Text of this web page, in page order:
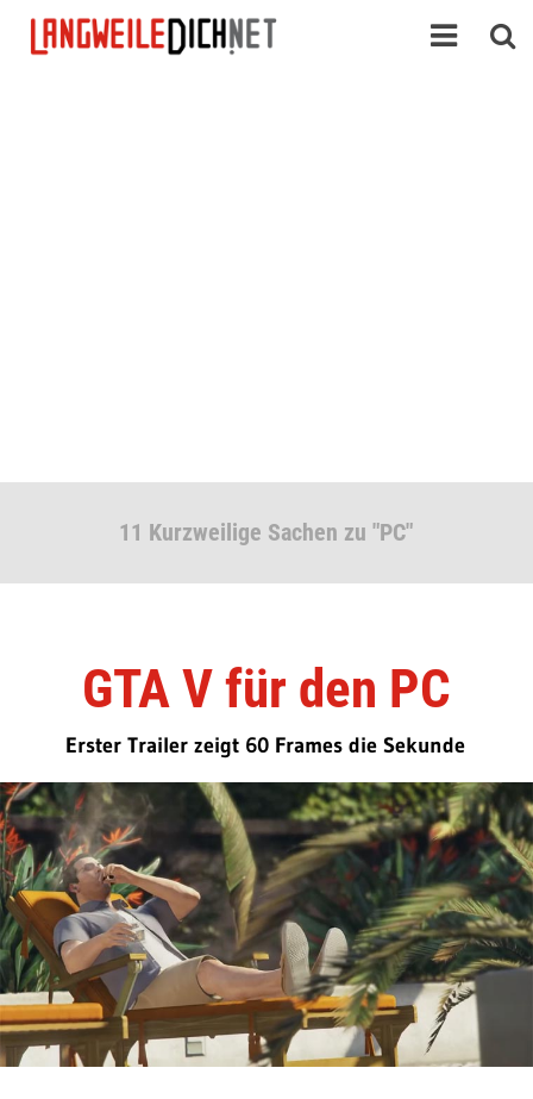
11 Kurzweilige Sachen zu "PC"
GTA V für den PC
Erster Trailer zeigt 60 Frames die Sekunde